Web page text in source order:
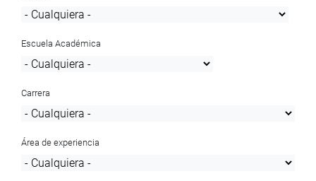
Escuela Académica
Carrera
Área de experiencia